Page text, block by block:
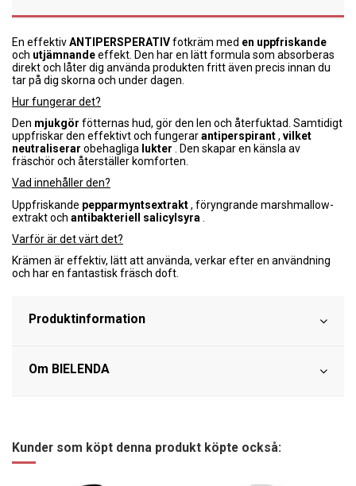
En effektivANTIPERSPERATIVfotkräm med en uppfriskande
och utjämnandeeffekt. Den har en lätt formula som absorberas
direkt och låter dig använda produkten fritt även precis innan du
tar på dig skorna och under dagen.
Hur fungerar det?
Den mjukgör fötternas hud, gör den len och återfuktad. Samtidigt
uppfriskar den effektivt och fungerarantiperspirant, vilket
neutraliserar obehagliga lukter . Den skapar en känsla av
fräschör och återställer komforten.
Vad innehåller den?
Uppfriskande pepparmyntsextrakt, föryngrande marshmallow-
extrakt och antibakteriell salicylsyra
Varför är det värt det?
Krämen är effektiv, lätt att använda, verkar efter en användning
och har en fantastisk fräsch doft.
Produktinformation
Om BIELENDA
Kunder som köpt denna produkt köpte också: